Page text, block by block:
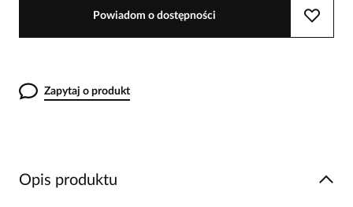
Powiadom o dostępności
Zapytaj o produkt
Opis produktu